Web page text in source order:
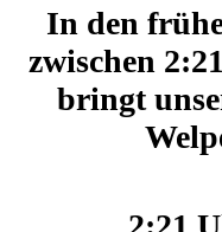
In den
zwischen
bringt